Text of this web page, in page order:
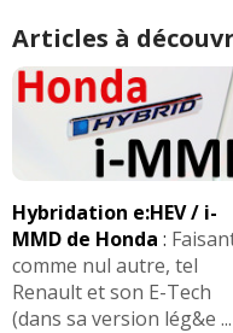
Articles à
Hybridation e:HEV / i-
MMD de Honda :
comme nul autre, tel
Renault et son E-Tech
(dans sa version lég&e ...